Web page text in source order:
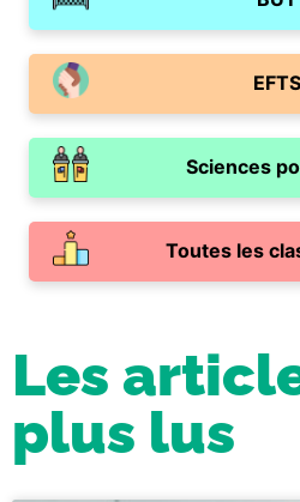
EFTS
Sciences
Toutes les
Les
plus lus